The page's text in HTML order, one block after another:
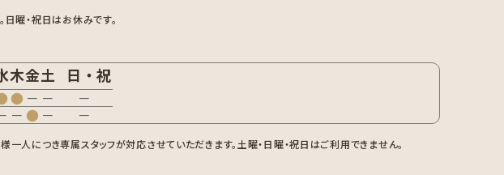
曜・祝日はお休みです。
木金土 日・祝
● － － －
－ ● － －
人につき専属スタッフが対応させていただきます。土曜・日曜・祝日はご利用できません。